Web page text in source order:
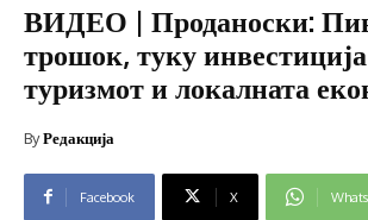
ВИДЕО | Проданоски:
трошок, туку
туризмот и локалната
ByРедакција
Facebook X